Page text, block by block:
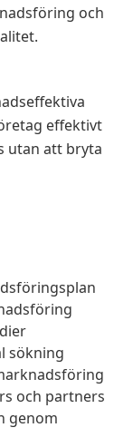
och
effektivt
utan att bryta
sökning
och partners
genom